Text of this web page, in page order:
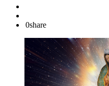
0share